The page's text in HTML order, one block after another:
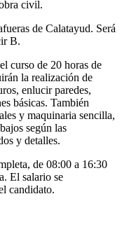
civil.
de Calatayud. Será
B.
curso de 20 horas de
la realización de
enlucir paredes,
básicas. También
y maquinaria sencilla,
según las
y detalles.
de 08:00 a 16:30
El salario se
candidato.